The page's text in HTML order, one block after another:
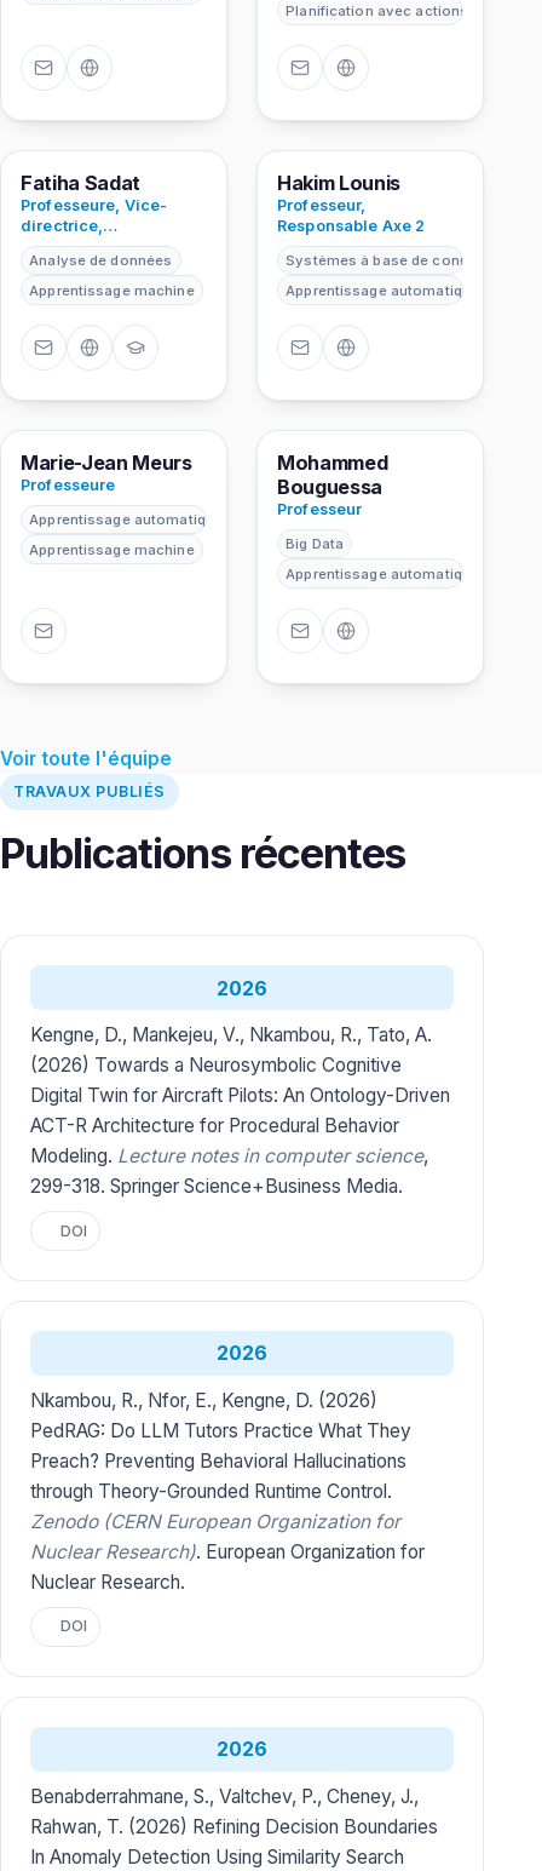
Planification avec actions
FS
Fatiha Sadat
Professeure, Vice-
directrice,
Responsable Axe 4
Analyse de données
Apprentissage machine
HL
Hakim Lounis
Professeur,
Responsable Axe 2
Systèmes à base de connaissances
Apprentissage automatique
MM
Marie-Jean Meurs
Professeure
Apprentissage automatique
Apprentissage machine
MB
Mohammed
Bouguessa
Professeur
Big Data
Apprentissage automatique
Voir toute l'équipe
TRAVAUX PUBLIÉS
Publications récentes
2026
Kengne, D., Mankejeu, V., Nkambou, R., Tato, A.
(2026) Towards a Neurosymbolic Cognitive
Digital Twin for Aircraft Pilots: An Ontology-Driven
ACT-R Architecture for Procedural Behavior
Modeling. Lecture notes in computer science,
299-318. Springer Science+Business Media.
DOI
2026
Nkambou, R., Nfor, E., Kengne, D. (2026)
PedRAG: Do LLM Tutors Practice What They
Preach? Preventing Behavioral Hallucinations
through Theory-Grounded Runtime Control.
Zenodo (CERN European Organization for
Nuclear Research). European Organization for
Nuclear Research.
DOI
2026
Benabderrahmane, S., Valtchev, P., Cheney, J.,
Rahwan, T. (2026) Refining Decision Boundaries
In Anomaly Detection Using Similarity Search